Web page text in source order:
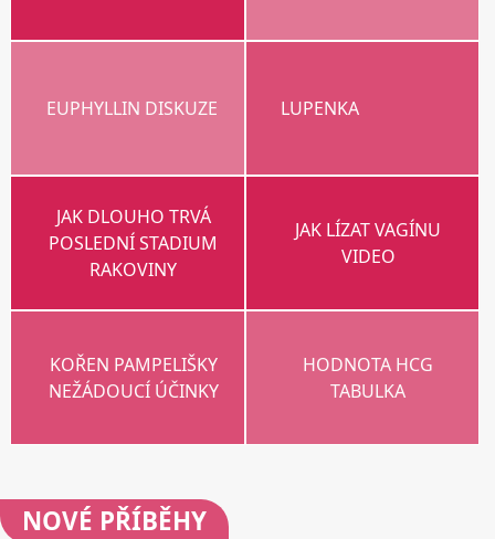
EUPHYLLIN DISKUZE LUPENKA
JAK DLOUHO TRVÁ
POSLEDNÍ STADIUM
RAKOVINY
JAK LÍZAT VAGÍNU
VIDEO
KOŘEN PAMPELIŠKY
NEŽÁDOUCÍ ÚČINKY
HODNOTA HCG
TABULKA
NOVÉ PŘÍBĚHY